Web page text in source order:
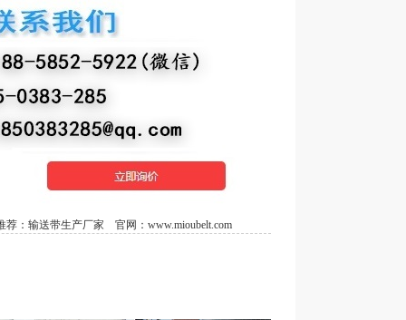
输送带生产厂家 官网： www.mioubelt.com